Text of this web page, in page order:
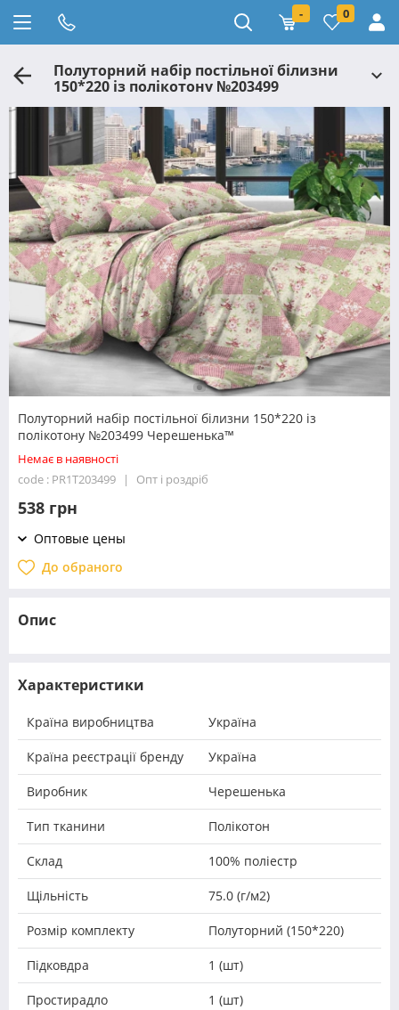
- 0
Полуторний набір постільної білизни
150*220 із полікотону №203499
Черешенька™
Полуторний набір постільної білизни 150*220 із
полікотону №203499 Черешенька™
Немає в наявності
code : PR1T203499
Опт і роздріб
538 грн
Оптовые цены
До обраного
Опис
Характеристики
Країна виробництва Україна
Країна реєстрації бренду Україна
Виробник Черешенька
Тип тканини Полікотон
Склад 100% поліестр
Щільність 75.0 (г/м2)
Розмір комплекту Полуторний (150*220)
Підковдра 1 (шт)
Простирадло 1 (шт)